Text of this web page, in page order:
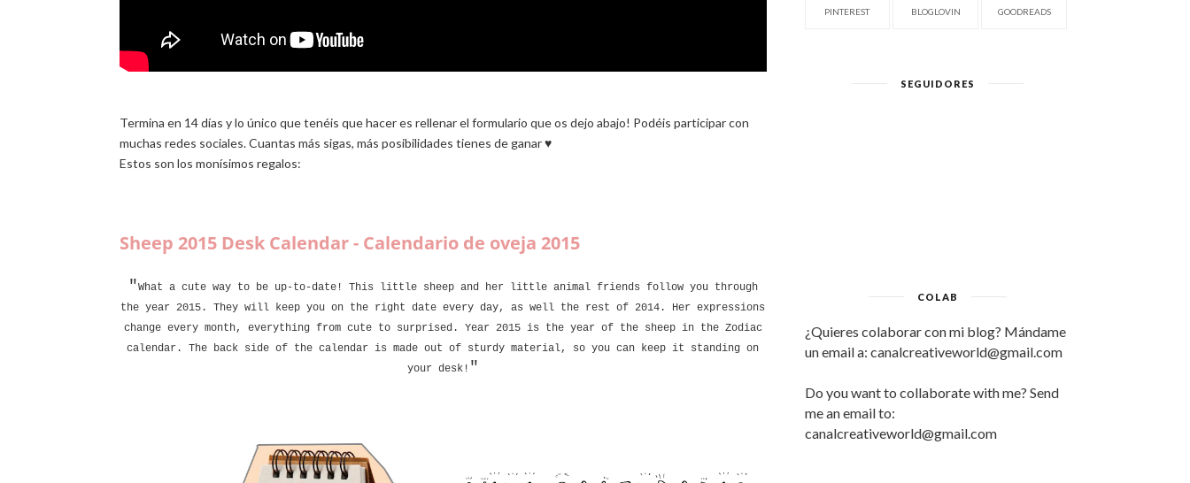
Termina en 14 días y lo único que tenéis que hacer es rellenar el formulario que os dejo abajo! Podéis participar con
muchas redes sociales. Cuantas más sigas, más posibilidades tienes de ganar ♥
Estos son los monísimos regalos:
Sheep 2015 Desk Calendar - Calendario de oveja 2015
"What a cute way to be up-to-date! This little sheep and her little animal friends follow you through
the year 2015. They will keep you on the right date every day, as well the rest of 2014. Her expressions
change every month, everything from cute to surprised. Year 2015 is the year of the sheep in the Zodiac
calendar. The back side of the calendar is made out of sturdy material, so you can keep it standing on
your desk! "
PINTEREST BLOGLOVIN GOODREADS
SEGUIDORES
COLAB
¿Quieres colaborar con mi blog? Mándame
un email a: canalcreativeworld@gmail.com
Do you want to collaborate with me? Send
me an email to:
canalcreativeworld@gmail.com